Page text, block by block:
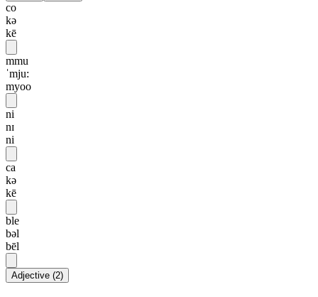
co
kə
kē
mmu
ˈmju:
myoo
ni
nɪ
ni
ca
kə
kē
ble
bəl
bēl
Adjective (2)